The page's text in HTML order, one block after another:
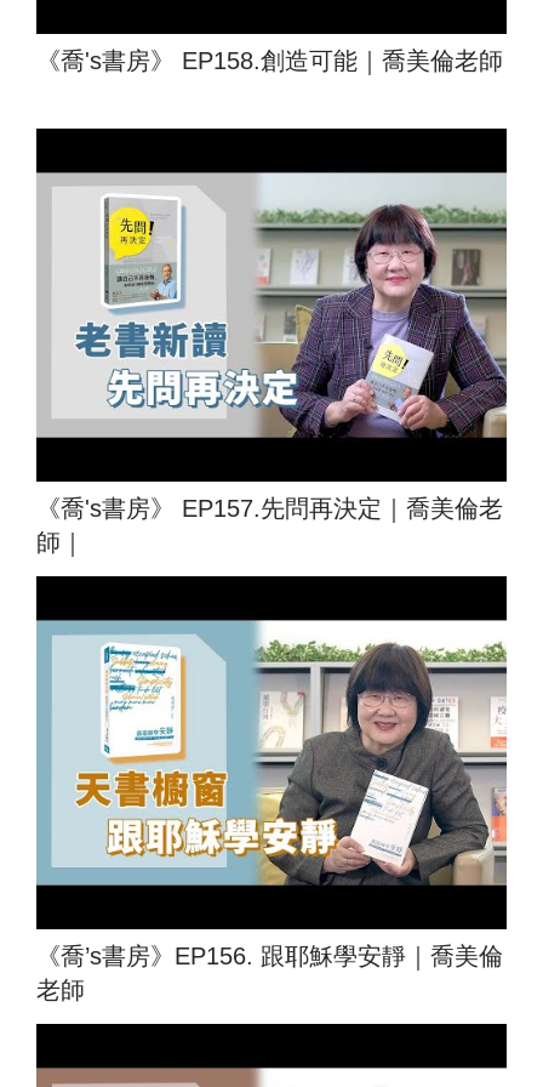
《喬's書房》 EP158.創造可能｜喬美倫老師
《喬's書房》 EP157.先問再決定｜喬美倫老
師｜
《喬’s書房》EP156. 跟耶穌學安靜｜喬美倫
老師